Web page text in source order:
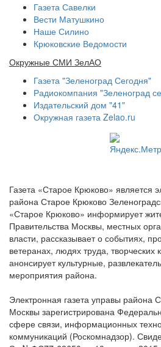
Газета Савелки
Вести Матушкино
Наше Силино
Крюковские Ведомости
Окружные СМИ ЗелАО
Газета "Зеленоград Сегодня"
Радиокомпания "Зеленоград
Издательский дом "41"
Окружная газета Zelao.ru
Газета «Старое Крюково»
района Старое Крюково
«Старое Крюково» информирует
Правительства Москвы, местных
власти, рассказывает о событиях,
ветеранах, людях труда, творческих
анонсирует культурные,
мероприятия района.
Электронная газета управы района
Москвы зарегистрирована
сфере связи, информационных
коммуникаций (Роскомнадзор).